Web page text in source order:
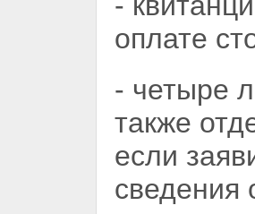
оплате
- четыре
также
если
сведения